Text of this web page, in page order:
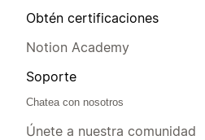
Obtén certificaciones
Notion Academy
Soporte
Chatea con nosotros
Únete a nuestra comunidad